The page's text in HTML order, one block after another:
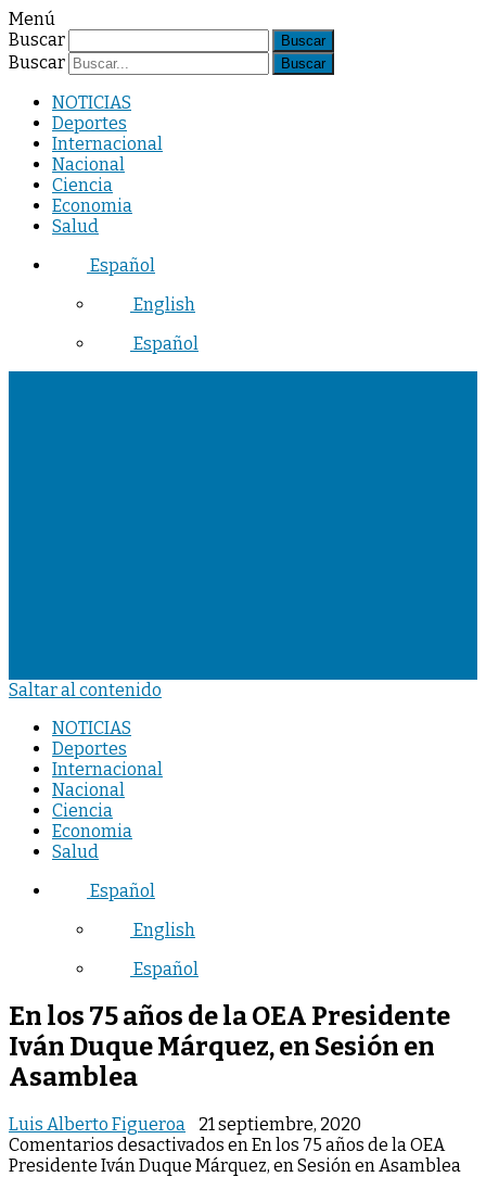
Menú
Buscar
Buscar
NOTICIAS
Deportes
Internacional
Nacional
Ciencia
Economia
Salud
Español
English
Español
Saltar al contenido
NOTICIAS
Deportes
Internacional
Nacional
Ciencia
Economia
Salud
Español
English
Español
En los 75 años de la OEA Presidente
Iván Duque Márquez, en Sesión en
Asamblea
Luis Alberto Figueroa
21 septiembre, 2020
Comentarios desactivados en En los 75 años de la OEA
Presidente Iván Duque Márquez, en Sesión en Asamblea